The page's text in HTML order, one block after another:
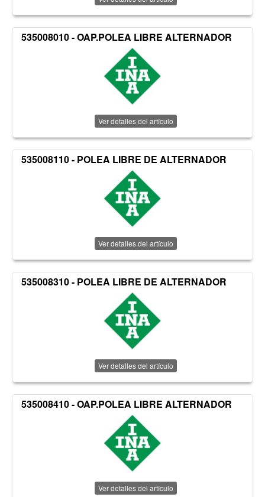
535008010 - OAP.POLEA LIBRE ALTERNADOR
Ver detalles del artículo
535008110 - POLEA LIBRE DE ALTERNADOR
Ver detalles del artículo
535008310 - POLEA LIBRE DE ALTERNADOR
Ver detalles del artículo
535008410 - OAP.POLEA LIBRE ALTERNADOR
Ver detalles del artículo